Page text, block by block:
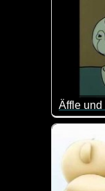
Da hat